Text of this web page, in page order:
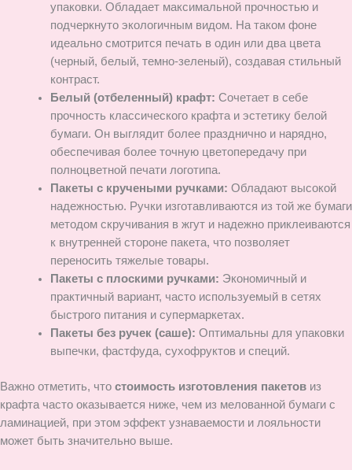
упаковки. Обладает максимальной прочностью и
подчеркнуто экологичным видом. На таком фоне
идеально смотрится печать в один или два цвета
(черный, белый, темно-зеленый), создавая стильный
контраст.
Белый (отбеленный) крафт: Сочетает в себе
прочность классического крафта и эстетику белой
бумаги. Он выглядит более празднично и нарядно,
обеспечивая более точную цветопередачу при
полноцветной печати логотипа.
Пакеты с кручеными ручками: Обладают высокой
надежностью. Ручки изготавливаются из той же бумаги
методом скручивания в жгут и надежно приклеиваются
к внутренней стороне пакета, что позволяет
переносить тяжелые товары.
Пакеты с плоскими ручками: Экономичный и
практичный вариант, часто используемый в сетях
быстрого питания и супермаркетах.
Пакеты без ручек (саше): Оптимальны для упаковки
выпечки, фастфуда, сухофруктов и специй.
Важно отметить, что стоимость изготовления пакетов из
крафта часто оказывается ниже, чем из мелованной бумаги с
ламинацией, при этом эффект узнаваемости и лояльности
может быть значительно выше.